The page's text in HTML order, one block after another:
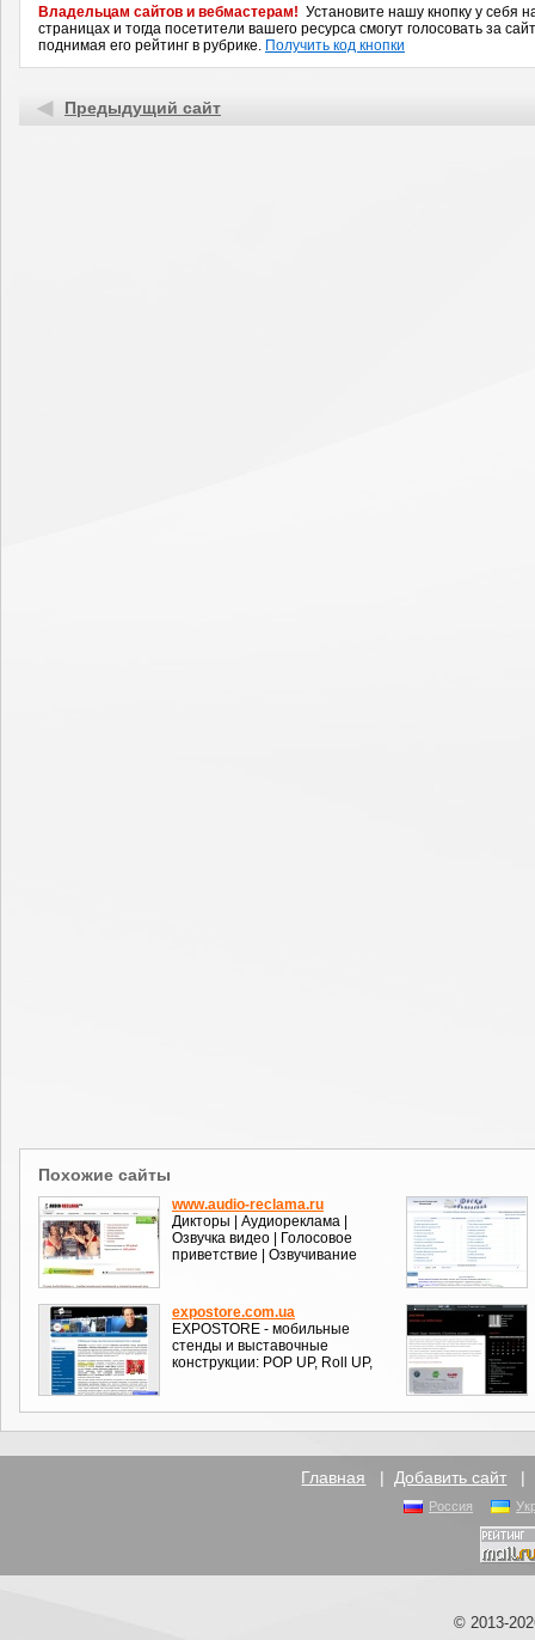
Владельцам сайтов и вебмастерам! Установите нашу кнопку у себя
страницах и тогда посетители вашего ресурса смогут голосовать за
поднимая его рейтинг в рубрике. Получить код кнопки
Предыдущий сайт
Похожие сайты
www.audio-reclama.ru
Дикторы | Аудиореклама |
Озвучка видео | Голосовое
приветствие | Озвучивание
expostore.com.ua
EXPOSTORE - мобильные
стенды и выставочные
конструкции: POP UP, Roll UP,
Главная | Добавить сайт |
Россия
© 2013-